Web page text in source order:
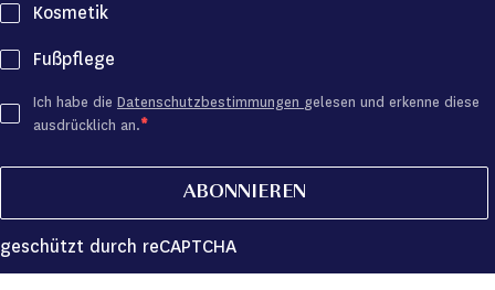
Kosmetik
Fußpflege
Ich habe die Datenschutzbestimmungen gelesen und erkenne diese
ausdrücklich an.
ABONNIEREN
geschützt durch reCAPTCHA